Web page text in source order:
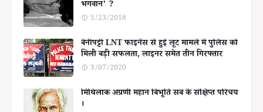
भगवान' ?
5/23/2018
बेनीपट्टी LNT फाइनेंस से हुई लूट मामले में पुलिस को
मिली बड़ी सफलता, लाइनर समेत तीन गिरफ्तार
3/07/2020
मिथिलाक अग्रणी महान बिभूति सब के संक्षिप्त परिचय
।